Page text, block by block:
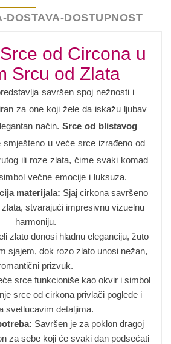
DOSTAVA-DOSTUPNOST
od Circona u
Srcu od Zlata
savršen spoj nežnosti i
za one koji žele da iskažu ljubav
način. Srce od blistavog
u veće srce izrađeno od
ili roze zlata, čime svaki komad
večne emocije i luksuza.
materijala: Sjaj cirkona savršeno
stvarajući impresivnu vizuelnu
harmoniju.
zlato donosi hladnu eleganciju, žuto
sjajem, dok rozo zlato unosi nežan,
prizvuk.
srce funkcioniše kao okvir i simbol
srce od cirkona privlači poglede i
svetlucavim detaljima.
Savršen je za poklon dragoj
za sebe koji će svaki dan podsećati